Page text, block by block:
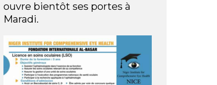
ouvre bientôt ses portes à
Maradi.